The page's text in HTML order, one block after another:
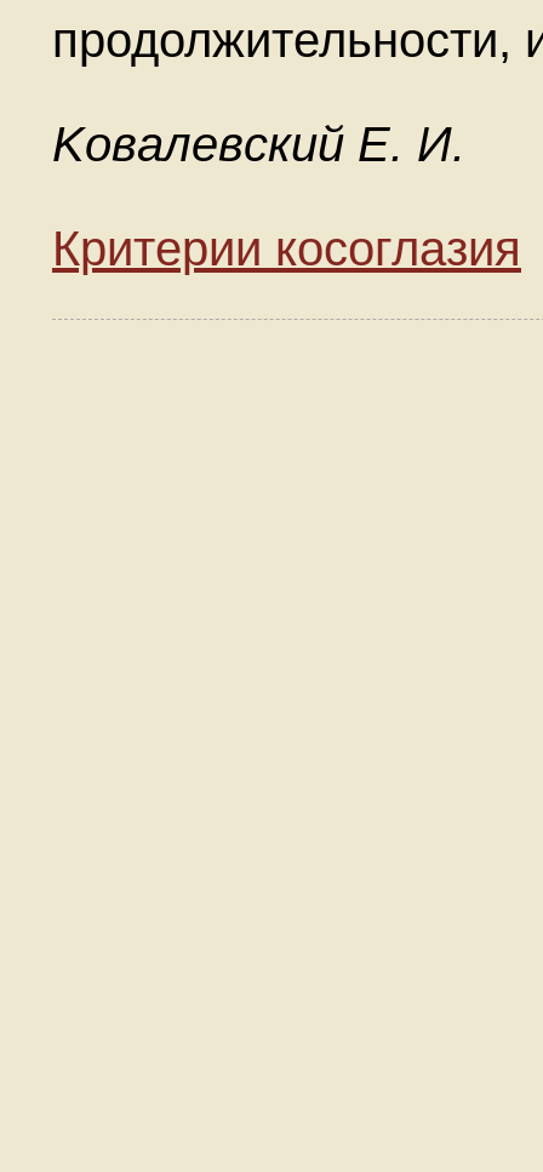
продолжительности,
Koвaлeвcкий E. И.
Критерии косоглазия